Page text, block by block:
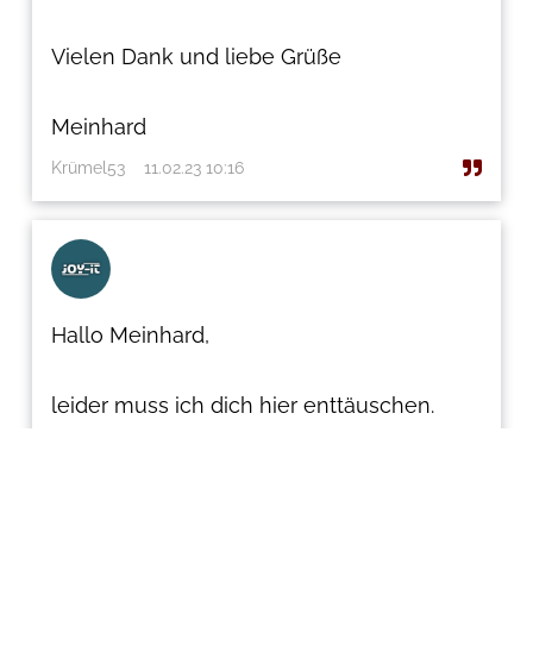
Vielen Dank und liebe Grüße
Meinhard
Krümel53 11.02.23 10:16
Hallo Meinhard,
leider muss ich dich hier enttäuschen.